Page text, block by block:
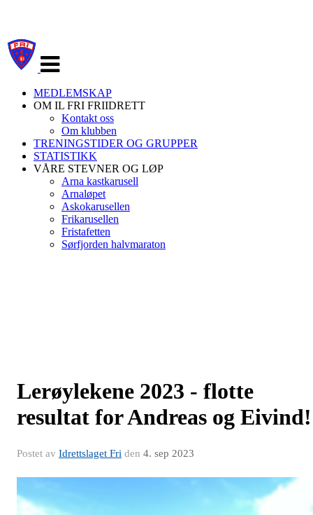
navigasjon
MEDLEMSKAP
OM IL FRI FRIIDRETT
Kontakt oss
Om klubben
TRENINGSTIDER OG GRUPPER
STATISTIKK
VÅRE STEVNER OG LØP
Arna kastkarusell
Arnaløpet
Askokarusellen
Frikarusellen
Fristafetten
Sørfjorden halvmaraton
Lerøylekene 2023 - flotte
resultat for Andreas og Eivind!
Postet av Idrettslaget Fri den 4. sep 2023